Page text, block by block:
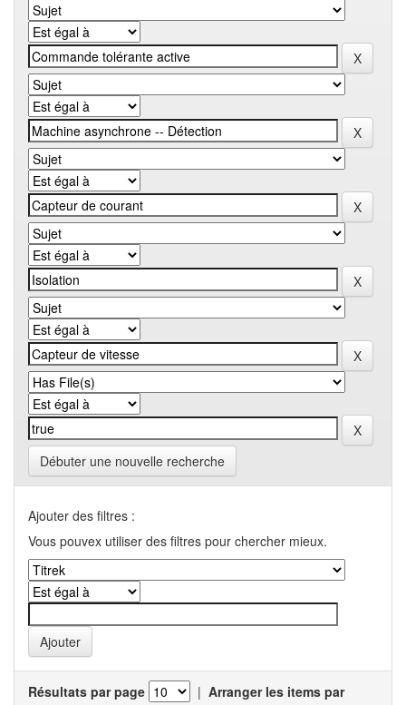
Débuter une nouvelle recherche
Ajouter des filtres :
Vous pouvex utiliser des filtres pour chercher mieux.
Résultats par page | Arranger les items par